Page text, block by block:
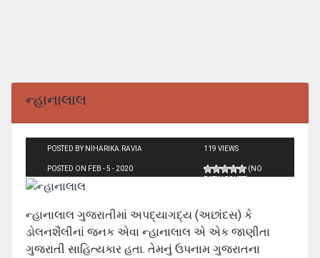
ન્હાનાલાલ
POSTED BY NIHARIKA.RAVIA
POSTED ON FEB - 5 - 2020
119 VIEWS
(NO
RATINGS YET)
ન્હાનાલાલ ગુજરાતીમાં અપદ્યાગદ્ય (અછાંદસ) કે
ડોલનશૈલીનાં જનક એવા ન્હાનાલાલ એ એક જાણીતા
ગુજરાતી સાહિત્યકાર હતા. તેમનું ઉપનામ ગુજરાતના